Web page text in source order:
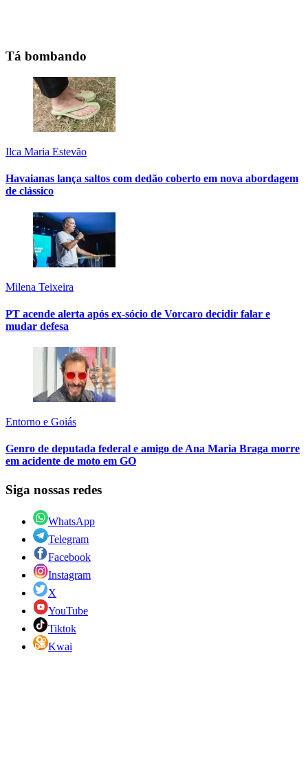
Tá bombando
Ilca Maria Estevão
Havaianas lança saltos com dedão coberto em nova abordagem
de clássico
Milena Teixeira
PT acende alerta após ex-sócio de Vorcaro decidir falar e
mudar defesa
Entorno e Goiás
Genro de deputada federal e amigo de Ana Maria Braga morre
em acidente de moto em GO
Siga nossas redes
WhatsApp
Telegram
Facebook
Instagram
X
YouTube
Tiktok
Kwai